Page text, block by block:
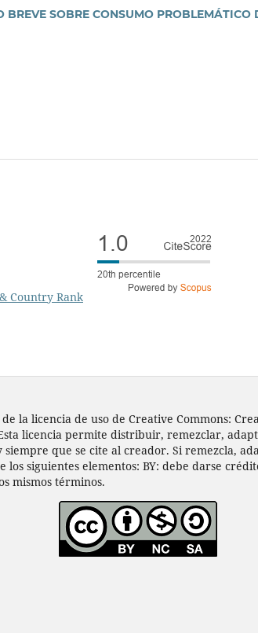
SOBRE CONSUMO PROBLEMÁTICO
la licencia de uso de Creative Commons:
licencia permite distribuir, remezclar,
que se cite al creador. Si remezcla,
los siguientes elementos: BY: debe darse
mismos términos.